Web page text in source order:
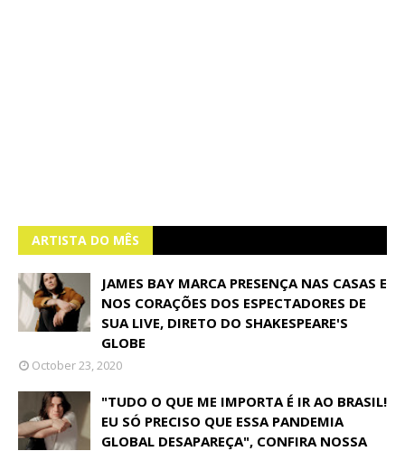
ARTISTA DO MÊS
JAMES BAY MARCA PRESENÇA NAS CASAS E
NOS CORAÇÕES DOS ESPECTADORES DE
SUA LIVE, DIRETO DO SHAKESPEARE'S
GLOBE
October 23, 2020
"TUDO O QUE ME IMPORTA É IR AO BRASIL!
EU SÓ PRECISO QUE ESSA PANDEMIA
GLOBAL DESAPAREÇA", CONFIRA NOSSA